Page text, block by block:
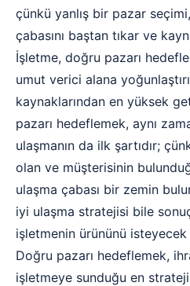
çünkü yanlış bir pazar
çabasını baştan tıkar ve
İşletme, doğru pazarı
umut verici alana
kaynaklarından en yüksek
pazarı hedeflemek, aynı
ulaşmanın da ilk şartıdır;
olan ve müşterisinin
ulaşma çabası bir zemin
iyi ulaşma stratejisi bile
işletmenin ürününü
Doğru pazarı hedeflemek,
işletmeye sunduğu en